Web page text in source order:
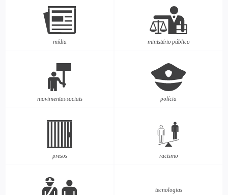
mídia ministério público
movimentos sociais polícia
presos racismo
tecnologias